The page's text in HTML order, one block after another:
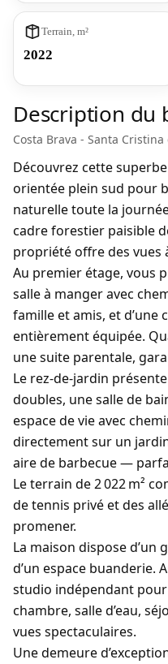
Terrain, m²
2022
Description du
Costa Brava - Santa Cristina
Découvrez cette
orientée plein sud pour
naturelle toute la
cadre forestier paisible
propriété offre des vues
Au premier étage, vous
salle à manger avec
famille et amis, et d’une
entièrement équipée.
une suite parentale,
Le rez-de-jardin
doubles, une salle de
espace de vie avec
directement sur un
aire de barbecue —
Le terrain de 2 022 m²
de tennis privé et des
promener.
La maison dispose d’un
d’un espace buanderie.
studio indépendant
chambre, salle d’eau,
vues spectaculaires.
Une demeure